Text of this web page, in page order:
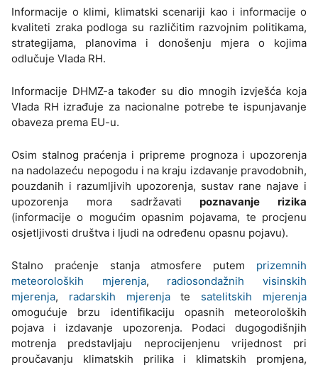
Informacije o klimi, klimatski scenariji kao i informacije o
kvaliteti zraka podloga su različitim razvojnim politikama,
strategijama, planovima i donošenju mjera o kojima
odlučuje Vlada RH.
Informacije DHMZ-a također su dio mnogih izvješća koja
Vlada RH izrađuje za nacionalne potrebe te ispunjavanje
obaveza prema EU-u.
Osim stalnog praćenja i pripreme prognoza i upozorenja
na nadolazeću nepogodu i na kraju izdavanje pravodobnih,
pouzdanih i razumljivih upozorenja, sustav rane najave i
upozorenja mora sadržavatipoznavanje rizika
(informacije o mogućim opasnim pojavama, te procjenu
osjetljivosti društva i ljudi na određenu opasnu pojavu).
Stalno praćenje stanja atmosfere putem prizemnih
meteoroloških mjerenja, radiosondažnih visinskih
mjerenja, radarskih mjerenjate satelitskih mjerenja
omogućuje brzu identifikaciju opasnih meteoroloških
pojava i izdavanje upozorenja. Podaci dugogodišnjih
motrenja predstavljaju neprocijenjenu vrijednost pri
proučavanju klimatskih prilika i klimatskih promjena,